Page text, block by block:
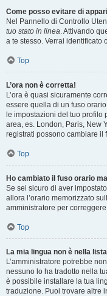
Come posso evitare di
Nel Pannello di Controllo
tuo stato in linea. Attivando
a te stesso. Verrai identificato
Top
L’ora non è corretta!
L’ora è quasi sicuramente
essere quella di un fuso
le impostazioni del tuo profilo
area, es. London, Paris, New
registrati possono cambiare il
Top
Ho cambiato il fuso orario
Se sei sicuro di aver
allora l’orario memorizzato
amministratore per
Top
La mia lingua non è nella
L’amministratore potrebbe
nessuno lo ha tradotto nella
è possibile installare la tua
traduzione. Puoi trovare altre